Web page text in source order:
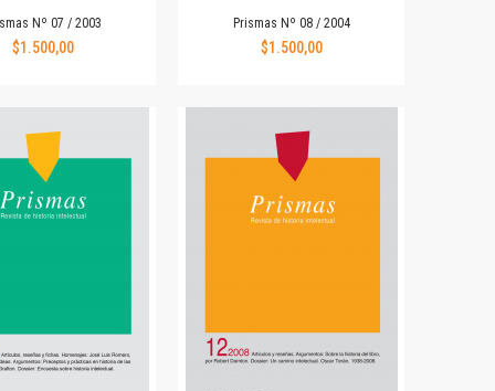
Nº 07 / 2003
$1.500,00
Prismas Nº 08 / 2004
$1.500,00